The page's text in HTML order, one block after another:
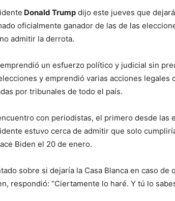
Donald Trump dijo este jueves que
oficialmente ganador de las de las
admitir la derrota.
un esfuerzo político y judicial sin
y emprendió varias acciones legales
por tribunales de todo el país.
con periodistas, el primero desde
estuvo cerca de admitir que solo
Biden el 20 de enero.
sobre si dejaría la Casa Blanca en caso
respondió: “Ciertamente lo haré. Y tú lo